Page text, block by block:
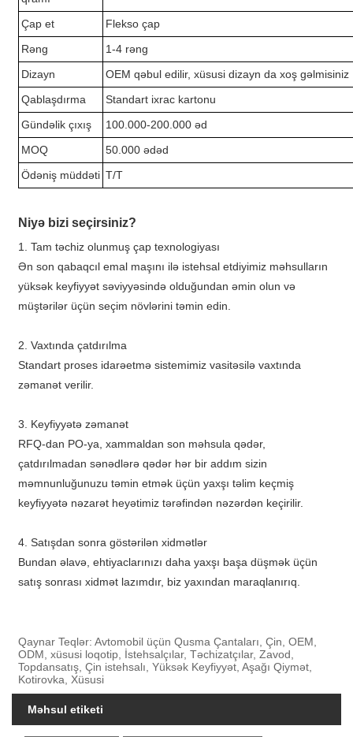
Çap et
Flekso çap
Rəng
1-4 rəng
Dizayn
OEM qəbul edilir, xüsusi dizayn da xoş gəlmisiniz
Qablaşdırma
Standart ixrac kartonu
Gündəlik çıxış
100.000-200.000 əd
MOQ
50.000 ədəd
Ödəniş müddəti T/T
Niyə bizi seçirsiniz?
1. Tam təchiz olunmuş çap texnologiyası
Ən son qabaqcıl emal maşını ilə istehsal etdiyimiz məhsulların
yüksək keyfiyyət səviyyəsində olduğundan əmin olun və
müştərilər üçün seçim növlərini təmin edin.
2. Vaxtında çatdırılma
Standart proses idarəetmə sistemimiz vasitəsilə vaxtında
zəmanət verilir.
3. Keyfiyyətə zəmanət
RFQ-dan PO-ya, xammaldan son məhsula qədər,
çatdırılmadan sənədlərə qədər hər bir addım sizin
məmnunluğunuzu təmin etmək üçün yaxşı təlim keçmiş
keyfiyyətə nəzarət heyətimiz tərəfindən nəzərdən keçirilir.
4. Satışdan sonra göstərilən xidmətlər
Bundan əlavə, ehtiyaclarınızı daha yaxşı başa düşmək üçün
satış sonrası xidmət lazımdır, biz yaxından maraqlanırıq.
Qaynar Teqlər: Avtomobil üçün Qusma Çantaları, Çin, OEM,
ODM, xüsusi loqotip, İstehsalçılar, Təchizatçılar, Zavod,
Topdansatış, Çin istehsalı, Yüksək Keyfiyyət, Aşağı Qiymət,
Kotirovka, Xüsusi
Məhsul etiketi